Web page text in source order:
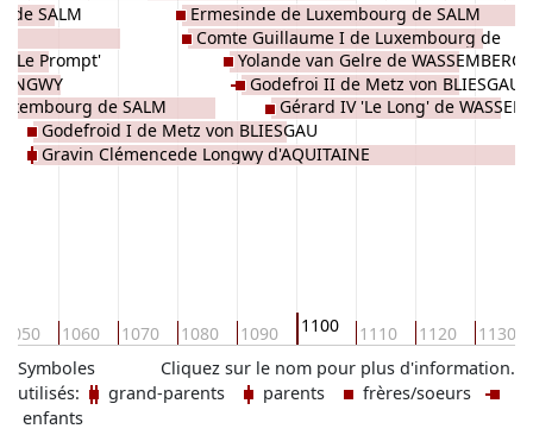
1050 1060 1070 1080 1090 1100 1110 1120 1130
de SALM
'Le Prompt'
de SALM
Godefroid I de Metz von BLIESGAU
Gravin Clémencede Longwy d'AQUITAINE
Ermesinde de Luxembourg de SALM
Comte Guillaume I de Luxembourg de
Yolande van Gelre de WASSEMBERG
Godefroi II de Metz von BLIESGAU
Gérard IV 'Le Long' de
Cliquez sur le nom pour plus d'information.
Symboles
utilisés:
grand-parents parents
frères/soeurs
enfants